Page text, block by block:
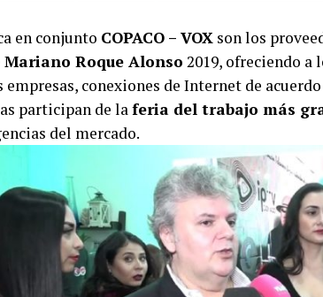
en conjunto COPACO – VOX son los
Mariano Roque Alonso 2019, ofreciendo a
empresas, conexiones de Internet de
participan de laferia del trabajo más
del mercado.